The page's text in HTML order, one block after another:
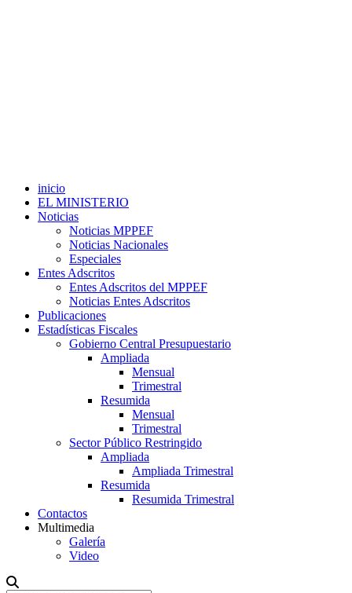
inicio
EL MINISTERIO
Noticias
Noticias MPPEF
Noticias Nacionales
Especiales
Entes Adscritos
Entes Adscritos del MPPEF
Noticias Entes Adscritos
Publicaciones
Estadísticas Fiscales
Gobierno Central Presupuestario
Ampliada
Mensual
Trimestral
Resumida
Mensual
Trimestral
Sector Público Restringido
Ampliada
Ampliada Trimestral
Resumida
Resumida Trimestral
Contactos
Multimedia
Galería
Video